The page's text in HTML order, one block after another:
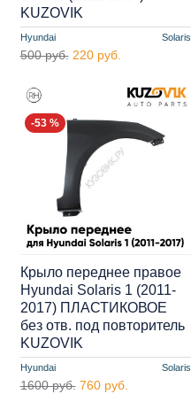
Hyundai Solaris
KUZOVIK
500 руб. 220 руб.
-53 %
Hyundai Solaris
Крыло переднее правое
Hyundai Solaris 1 (2011-
2017) ПЛАСТИКОВОЕ
без отв. под повторитель
KUZOVIK
1600 руб. 760 руб.